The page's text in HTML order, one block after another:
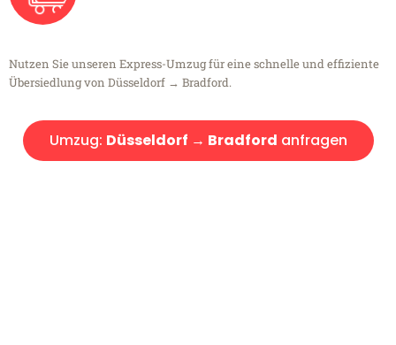
Nutzen Sie unseren Express-Umzug für eine schnelle und effiziente
Übersiedlung von Düsseldorf → Bradford.
Umzug: Düsseldorf → Bradford anfragen